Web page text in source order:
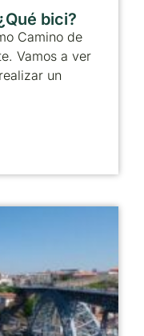
bici?
Camino de
Vamos a ver
un